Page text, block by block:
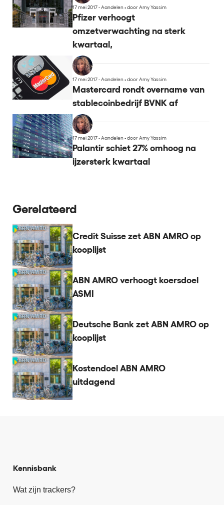
17 mei 2017 - Aandelen•door Amy Yassim
Pfizer verhoogt
omzetverwachting na sterk
kwartaal,
17 mei 2017 - Aandelen•door Amy Yassim
Mastercard rondt overname van
stablecoinbedrijf BVNK af
17 mei 2017 - Aandelen•door Amy Yassim
Palantir schiet 27% omhoog na
ijzersterk kwartaal
Gerelateerd
Credit Suisse zet ABN AMRO op
kooplijst
ABN AMRO verhoogt koersdoel
ASMI
Deutsche Bank zet ABN AMRO op
kooplijst
Kostendoel ABN AMRO
uitdagend
Kennisbank
Wat zijn trackers?